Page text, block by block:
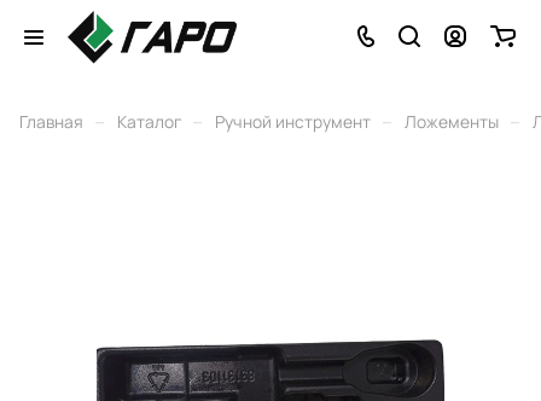
Главная – Каталог – Ручной инструмент – Ложементы –